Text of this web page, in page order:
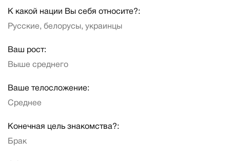
К какой нации Вы себя относите?:
Русские, белорусы, украинцы
Ваш рост:
Выше среднего
Ваше телосложение:
Среднее
Конечная цель знакомства?:
Брак